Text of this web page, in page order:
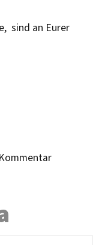
sind an Eurer